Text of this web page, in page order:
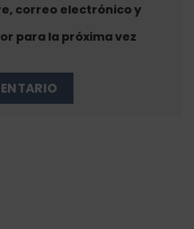
correo electrónico y
para la próxima vez